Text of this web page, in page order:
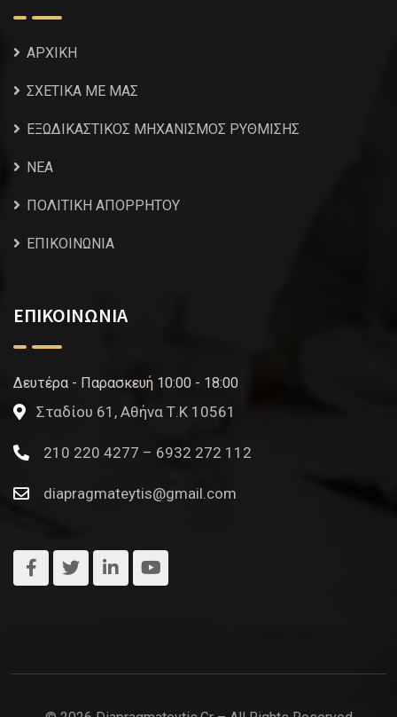
ΑΡΧΙΚΗ
ΣΧΕΤΙΚΑ ΜΕ ΜΑΣ
ΕΞΩΔΙΚΑΣΤΙΚΟΣ ΜΗΧΑΝΙΣΜΟΣ ΡΥΘΜΙΣΗΣ
NEA
ΠΟΛΙΤΙΚΗ ΑΠΟΡΡΗΤΟΥ
ΕΠΙΚΟΙΝΩΝΙΑ
ΕΠΙΚΟΙΝΩΝΙΑ
Δευτέρα - Παρασκευή 10:00 - 18:00
Σταδίου 61, Αθήνα Τ.Κ 10561
210 220 4277 – 6932 272 112
diapragmateytis@gmail.com